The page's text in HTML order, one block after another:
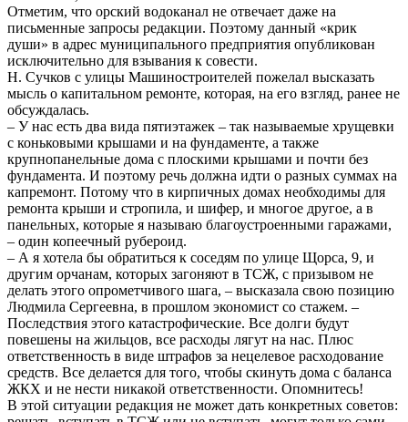
Отметим, что орский водоканал не отвечает даже на
письменные запросы редакции. Поэтому данный «крик
души» в адрес муниципального предприятия опубликован
исключительно для взывания к совести.
Н. Сучков с улицы Машиностроителей пожелал высказать
мысль о капитальном ремонте, которая, на его взгляд, ранее не
обсуждалась.
– У нас есть два вида пятиэтажек – так называемые хрущевки
с коньковыми крышами и на фундаменте, а также
крупнопанельные дома с плоскими крышами и почти без
фундамента. И поэтому речь должна идти о разных суммах на
капремонт. Потому что в кирпичных домах необходимы для
ремонта крыши и стропила, и шифер, и многое другое, а в
панельных, которые я называю благоустроенными гаражами,
– один копеечный рубероид.
– А я хотела бы обратиться к соседям по улице Щорса, 9, и
другим орчанам, которых загоняют в ТСЖ, с призывом не
делать этого опрометчивого шага, – высказала свою позицию
Людмила Сергеевна, в прошлом экономист со стажем. –
Последствия этого катастрофические. Все долги будут
повешены на жильцов, все расходы лягут на нас. Плюс
ответственность в виде штрафов за нецелевое расходование
средств. Все делается для того, чтобы скинуть дома с баланса
ЖКХ и не нести никакой ответственности. Опомнитесь!
В этой ситуации редакция не может дать конкретных советов: